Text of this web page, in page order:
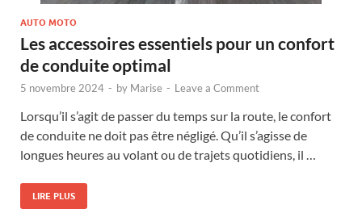
AUTO MOTO
Les accessoires essentiels pour un confort
de conduite optimal
5 novembre 2024 - by Marise - Leave a Comment
Lorsqu’il s’agit de passer du temps sur la route, le confort
de conduite ne doit pas être négligé. Qu’il s’agisse de
longues heures au volant ou de trajets quotidiens, il …
LIRE PLUS